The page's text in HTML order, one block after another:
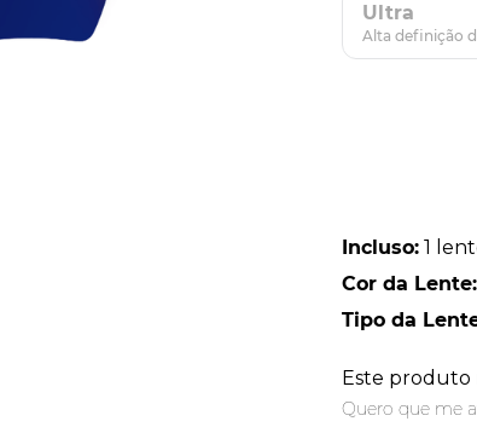
Ultra
Incluso: 1
Cor da Lente:
Tipo da
Este produto
Quero que me